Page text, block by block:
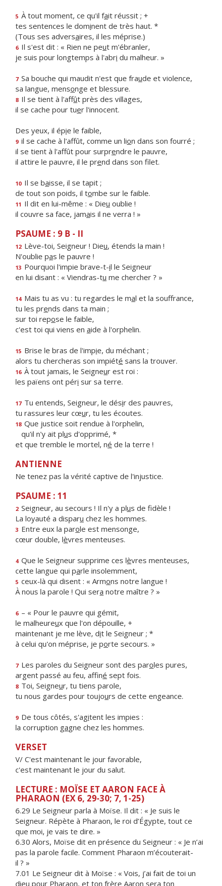
5 À tout moment, ce qu'il fait réussit ; +
tes sentences le dominent de très haut. *
(Tous ses adversaires, il les méprise.)
6 Il s'est dit : « Rien ne peut m'ébranler,
je suis pour longtemps à l'abri du malheur. »
7 Sa bouche qui maudit n'est que fraude et violence,
sa langue, mensonge et blessure.
8 Il se tient à l'affût près des villages,
il se cache pour tuer l'innocent.
Des yeux, il épie le faible,
9 il se cache à l'affût, comme un lion dans son fourré ;
il se tient à l'affût pour surprendre le pauvre,
il attire le pauvre, il le prend dans son filet.
10 Il se baisse, il se tapit ;
de tout son poids, il tombe sur le faible.
11 Il dit en lui-même : « Dieu oublie !
il couvre sa face, jamais il ne verra ! »
PSAUME : 9 B - II
12 Lève-toi, Seigneur ! Dieu, étends la main !
N'oublie pas le pauvre !
13 Pourquoi l'impie brave-t-il le Seigneur
en lui disant : « Viendras-tu me chercher ? »
14 Mais tu as vu : tu regardes le mal et la souffrance,
tu les prends dans ta main ;
sur toi repose le faible,
c'est toi qui viens en aide à l'orphelin.
15 Brise le bras de l'impie, du méchant ;
alors tu chercheras son impiété sans la trouver.
16 À tout jamais, le Seigneur est roi :
les païens ont péri sur sa terre.
17 Tu entends, Seigneur, le désir des pauvres,
tu rassures leur cœur, tu les écoutes.
18 Que justice soit rendue à l'orphelin,
qu'il n'y ait plus d'opprimé, *
et que tremble le mortel, né de la terre !
ANTIENNE
Ne tenez pas la vérité captive de l'injustice.
PSAUME : 11
2 Seigneur, au secours ! Il n'y a plus de fidèle !
La loyauté a disparu chez les hommes.
3 Entre eux la parole est mensonge,
cœur double, lèvres menteuses.
4 Que le Seigneur supprime ces lèvres menteuses,
cette langue qui parle insolemment,
5 ceux-là qui disent : « Armons notre langue !
À nous la parole ! Qui sera notre maître ? »
6 – « Pour le pauvre qui gémit,
le malheureux que l'on dépouille, +
maintenant je me lève, dit le Seigneur ; *
à celui qu'on méprise, je porte secours. »
7 Les paroles du Seigneur sont des paroles pures,
argent passé au feu, affiné sept fois.
8 Toi, Seigneur, tu tiens parole,
tu nous gardes pour toujours de cette engeance.
9 De tous côtés, s'agitent les impies :
la corruption gagne chez les hommes.
VERSET
V/ C'est maintenant le jour favorable,
c'est maintenant le jour du salut.
LECTURE : MOÏSE ET AARON FACE À
PHARAON (EX 6, 29-30; 7, 1-25)
6.29 Le Seigneur parla à Moïse. Il dit : « Je suis le
Seigneur. Répète à Pharaon, le roi d’Égypte, tout ce
que moi, je vais te dire. »
6.30 Alors, Moïse dit en présence du Seigneur : « Je n’ai
pas la parole facile. Comment Pharaon m’écouterait-
il ? »
7.01 Le Seigneur dit à Moïse : « Vois, j’ai fait de toi un
dieu pour Pharaon, et ton frère Aaron sera ton